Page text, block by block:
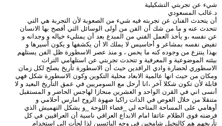
شيء عن تجربتي التشكيلية
د.غالب المسعودي
أن يتحدث الفنان عن تجربته فيه شيء من الصعوبة لأن التجربة هي التي
تتحدث عنه و ما من شك أن الفن من أولى الوسائل التي أفصح بها الانسان
عن نفسه ،و يأخذ العمل الفني من المبدع بعد أن يمتليء خياله و وجدانه و
تفيض نفسه بمشاعر و أحاسيس لا يملك الا أن يكشفها و يكون أسيرها و
بهذا ينتزع من وجوده كنه ما يحس ، و منذ عصر الاسطورة ظل الفن يستلهم
بيئته الموضوعية و المعرفية و تتحدث تجربتي عن استلهامي التراث
الاسطوري لحضارة وادي الرافدين حيث أن الاسطورة تأريخ يصلح لكل زمان
ومكان من حيث انها عالمية الابعاد محلية التكوين وكون الاسطورة شكل فهي
قابلة لأن تكون شكلا آخر ،انا أرحل مع السومريين في عمق التأريخ البعيد و لا
أنسى اني في القرن الواحد و العشرين منحازا لهاجس الحاضر و المستقبل
متنقلا من خلال الغوص في الذات راكبا صهوة الروح امارس أحلامي و
أوهامي على المساحة المتاحه لي _فضاء اللوحة _و يشكل التهميش الذي
فرضته قوى الظلام عائقا امام الابداع العراقي ناسية أن العراقيين في كل
تأريخهم هم كالنخيل شامخين في وجه البائسين لذا لجأت الى استخدام